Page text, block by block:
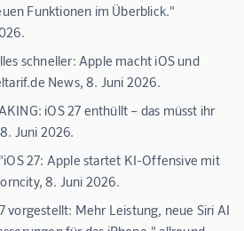
Funktionen im Überblick."
schneller: Apple macht iOS und
News, 8. Juni 2026.
iOS 27 enthüllt – das müsst ihr
Juni 2026.
27: Apple startet KI-Offensive mit
8. Juni 2026.
vorgestellt: Mehr Leistung, neue Siri AI